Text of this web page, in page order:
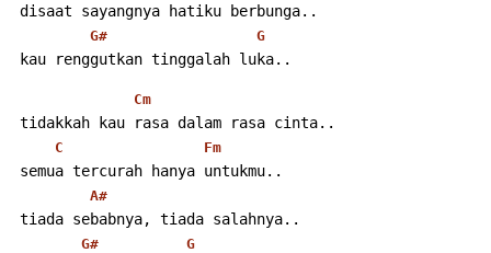
disaat sayangnya hatiku berbunga..
G# G
kau renggutkan tinggalah luka..
Cm
tidakkah kau rasa dalam rasa cinta..
C Fm
semua tercurah hanya untukmu..
A#
tiada sebabnya, tiada salahnya..
G# G